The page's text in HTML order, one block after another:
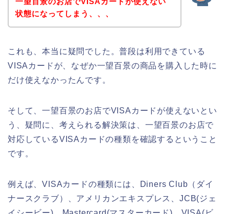
状態になってしまう、、、
これも、本当に疑問でした。普段は利用できている
VISAカードが、なぜか一望百景の商品を購入した時に
だけ使えなかったんです。
そして、一望百景のお店でVISAカードが使えないとい
う、疑問に、考えられる解決策は、一望百景のお店で
対応しているVISAカードの種類を確認するということ
です。
例えば、VISAカードの種類には、Diners Club（ダイ
ナースクラブ）、アメリカンエキスプレス、JCB(ジェ